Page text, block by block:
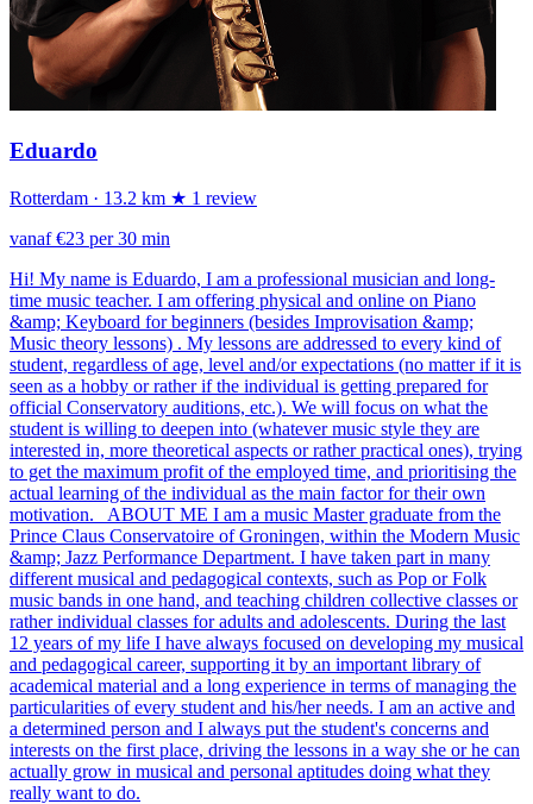
Eduardo
Rotterdam · 13.2 km ★ 1 review
vanaf €23 per 30 min
Hi! My name is Eduardo, I am a professional musician and long-
time music teacher. I am offering physical and online on Piano
&amp; Keyboard for beginners (besides Improvisation &amp;
Music theory lessons) . My lessons are addressed to every kind of
student, regardless of age, level and/or expectations (no matter if it is
seen as a hobby or rather if the individual is getting prepared for
official Conservatory auditions, etc.). We will focus on what the
student is willing to deepen into (whatever music style they are
interested in, more theoretical aspects or rather practical ones), trying
to get the maximum profit of the employed time, and prioritising the
actual learning of the individual as the main factor for their own
motivation. ABOUT ME I am a music Master graduate from the
Prince Claus Conservatoire of Groningen, within the Modern Music
&amp; Jazz Performance Department. I have taken part in many
different musical and pedagogical contexts, such as Pop or Folk
music bands in one hand, and teaching children collective classes or
rather individual classes for adults and adolescents. During the last
12 years of my life I have always focused on developing my musical
and pedagogical career, supporting it by an important library of
academical material and a long experience in terms of managing the
particularities of every student and his/her needs. I am an active and
a determined person and I always put the student's concerns and
interests on the first place, driving the lessons in a way she or he can
actually grow in musical and personal aptitudes doing what they
really want to do.